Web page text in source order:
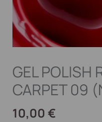
GEL POLISH
CARPET 09
10,00 €